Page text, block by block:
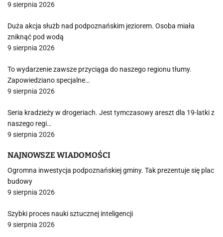
9 sierpnia 2026
Duża akcja służb nad podpoznańskim jeziorem. Osoba miała
zniknąć pod wodą
9 sierpnia 2026
To wydarzenie zawsze przyciąga do naszego regionu tłumy.
Zapowiedziano specjalne…
9 sierpnia 2026
Seria kradzieży w drogeriach. Jest tymczasowy areszt dla 19-latki z
naszego regi…
9 sierpnia 2026
NAJNOWSZE WIADOMOŚCI
Ogromna inwestycja podpoznańskiej gminy. Tak prezentuje się plac
budowy
9 sierpnia 2026
Szybki proces nauki sztucznej inteligencji
9 sierpnia 2026